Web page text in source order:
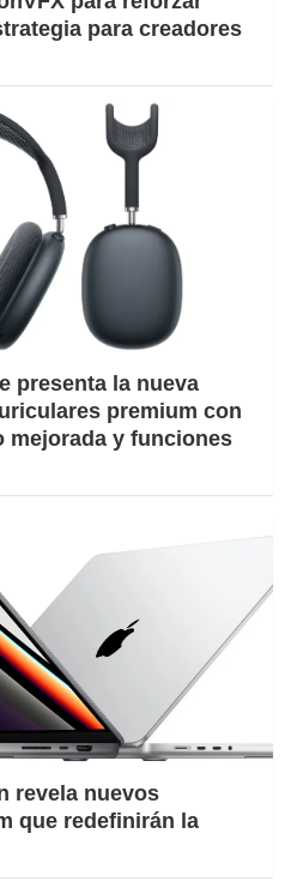
para creadores
presenta la nueva
premium con
mejorada y funciones
revela nuevos
que redefinirán la